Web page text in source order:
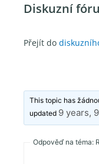
Diskuzní
Přejít do
This topic has
updated 9 years,
Odpověď na téma: